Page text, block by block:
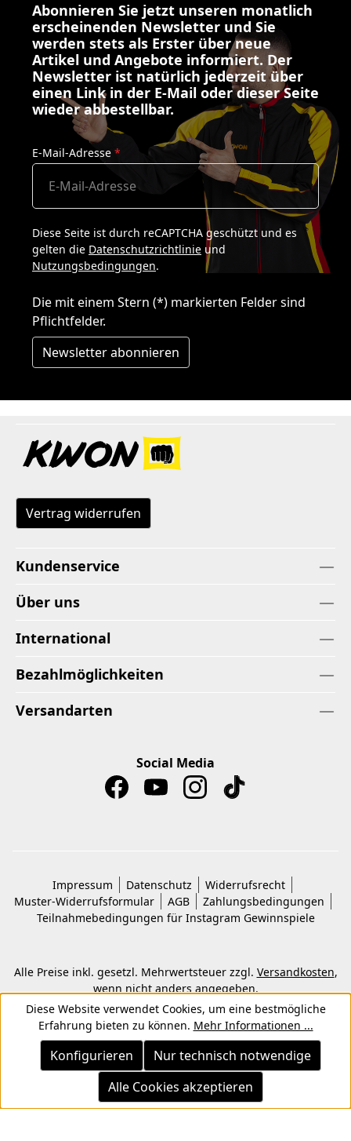
Abonnieren Sie jetzt unseren monatlich
erscheinenden Newsletter und Sie
werden stets als Erster über neue
Artikel und Angebote informiert. Der
Newsletter ist natürlich jederzeit über
einen Link in der E-Mail oder dieser Seite
wieder abbestellbar.
E-Mail-Adresse *
Diese Seite ist durch reCAPTCHA geschützt und es
gelten die Datenschutzrichtlinie und
Nutzungsbedingungen.
Die mit einem Stern (*) markierten Felder sind
Pflichtfelder.
Newsletter abonnieren
Vertrag widerrufen
Kundenservice
Über uns
International
Bezahlmöglichkeiten
Versandarten
Social Media
Impressum Datenschutz
Widerrufsrecht
Muster-Widerrufsformular
AGB
Zahlungsbedingungen
Teilnahmebedingungen für Instagram Gewinnspiele
Alle Preise inkl. gesetzl. Mehrwertsteuer zzgl. Versandkosten,
wenn nicht anders angegeben.
© 2026 Copyright © Kwon KG. Alle Rechte vorbehalten.
Diese Website verwendet Cookies, um eine bestmögliche
Erfahrung bieten zu können. Mehr Informationen ...
Nur technisch notwendige
Konfigurieren
Alle Cookies akzeptieren